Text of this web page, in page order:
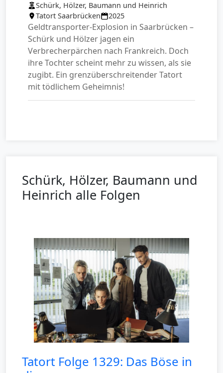
Schürk, Hölzer, Baumann und Heinrich
Tatort Saarbrücken
2025
Geldtransporter-Explosion in Saarbrücken –
Schürk und Hölzer jagen ein
Verbrecherpärchen nach Frankreich. Doch
ihre Tochter scheint mehr zu wissen, als sie
zugibt. Ein grenzüberschreitender Tatort
mit tödlichem Geheimnis!
Schürk, Hölzer, Baumann und
Heinrich alle Folgen
Tatort Folge 1329: Das Böse in